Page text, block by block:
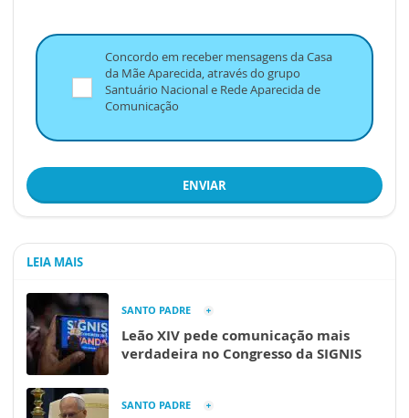
Concordo em receber mensagens da Casa
da Mãe Aparecida, através do grupo
Santuário Nacional e Rede Aparecida de
Comunicação
ENVIAR
LEIA MAIS
SANTO PADRE
Leão XIV pede comunicação mais
verdadeira no Congresso da SIGNIS
SANTO PADRE